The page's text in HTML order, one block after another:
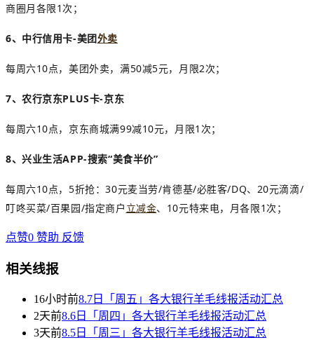
商圈月各限1次；
6、中行信用卡-美团外卖
每周六10点，美团外卖，满50减5元，月限2次；
7、农行京东PLUS卡-京东
每周六10点，京东商城满99减10元，月限1次；
8、兴业生活APP-搜索“美食半价”
每周六10点，5折抢：30元麦当劳/肯德基/必胜客/DQ、20元滴滴/
叮咚买菜/百果园/指定商户 立减金、10元特来电，月各限1次；
点赞0 赞助 反馈
相关线报
16小时前8.7日「周五」各大银行羊毛线报活动汇总
2天前8.6日「周四」各大银行羊毛线报活动汇总
3天前8.5日「周三」各大银行羊毛线报活动汇总